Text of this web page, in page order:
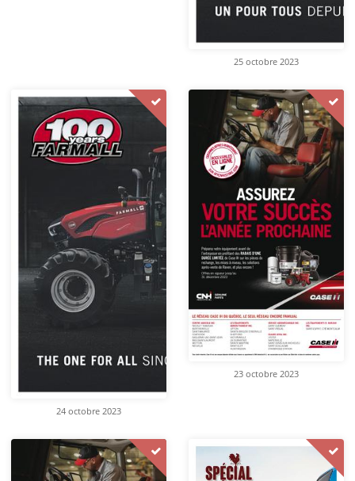
25 octobre 2023
24 octobre 2023
23 octobre 2023